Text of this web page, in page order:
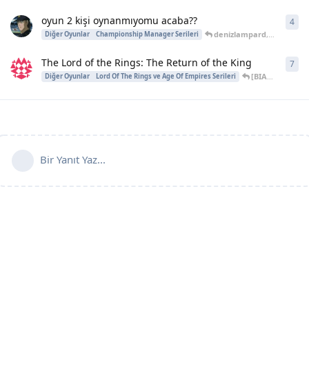
oyun 2 kişi oynanmıyomu acaba??
Diğer Oyunlar Championship Manager Serileri denizlampard, 3 Nis 2005
4
The Lord of the Rings: The Return of the King
Diğer Oyunlar Lord Of The Rings ve Age Of Empires Serileri [BIA]ASLAN
7
Bir Yanıt Yaz...